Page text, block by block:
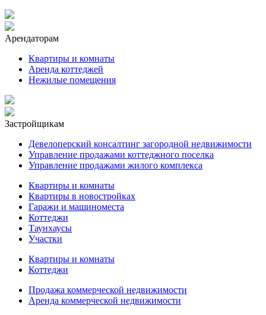
Арендаторам
Квартиры и комнаты
Аренда коттеджей
Нежилые помещения
Застройщикам
Девелоперский консалтинг загородной недвижимости
Управление продажами коттеджного поселка
Управление продажами жилого комплекса
Квартиры и комнаты
Квартиры в новостройках
Гаражи и машиноместа
Коттеджи
Таунхаусы
Участки
Квартиры и комнаты
Коттеджи
Продажа коммерческой недвижимости
Аренда коммерческой недвижимости